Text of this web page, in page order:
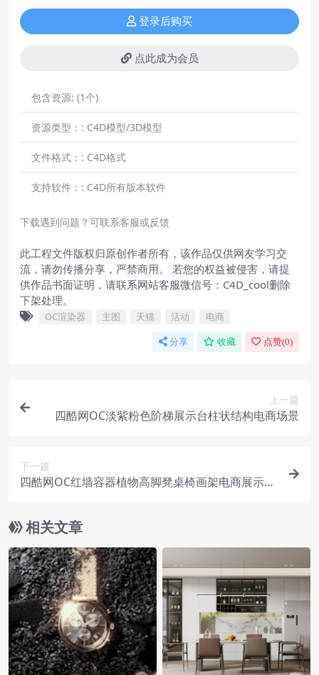
登录后购买
点此成为会员
包含资源: (1个)
资源类型：: C4D模型/3D模型
文件格式：: C4D格式
支持软件：: C4D所有版本软件
下载遇到问题？可联系客服或反馈
此工程文件版权归原创作者所有，该作品仅供网友学习交
流，请勿传播分享，严禁商用。 若您的权益被侵害，请提
供作品书面证明，请联系网站客服微信号：C4D_cool删除
下架处理。
OC渲染器 主图 天猫 活动 电商
分享 收藏 点赞(0)
上一篇
四酷网OC淡紫粉色阶梯展示台柱状结构电商场景
下一篇
四酷网OC红墙容器植物高脚凳桌椅画架电商展示场
相关文章